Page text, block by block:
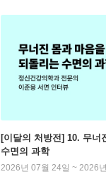
[이달의 처방전] 10. 무너
수면의 과학
2026년 07월 24일 ~ 2026